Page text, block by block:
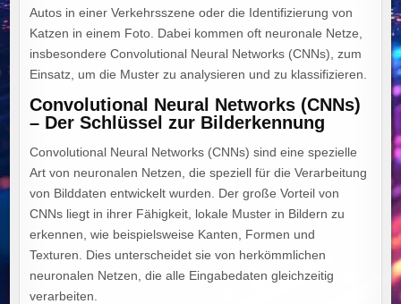
Autos in einer Verkehrsszene oder die Identifizierung von
Katzen in einem Foto. Dabei kommen oft neuronale Netze,
insbesondere Convolutional Neural Networks (CNNs), zum
Einsatz, um die Muster zu analysieren und zu klassifizieren.
Convolutional Neural Networks (CNNs)
– Der Schlüssel zur Bilderkennung
Convolutional Neural Networks (CNNs) sind eine spezielle
Art von neuronalen Netzen, die speziell für die Verarbeitung
von Bilddaten entwickelt wurden. Der große Vorteil von
CNNs liegt in ihrer Fähigkeit, lokale Muster in Bildern zu
erkennen, wie beispielsweise Kanten, Formen und
Texturen. Dies unterscheidet sie von herkömmlichen
neuronalen Netzen, die alle Eingabedaten gleichzeitig
verarbeiten.